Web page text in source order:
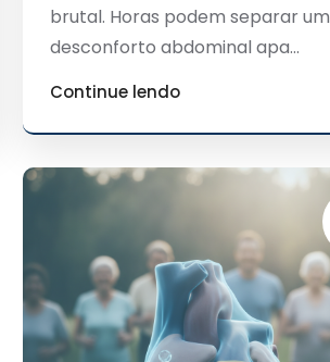
brutal. Horas podem separar um
desconforto abdominal apa...
Continue lendo